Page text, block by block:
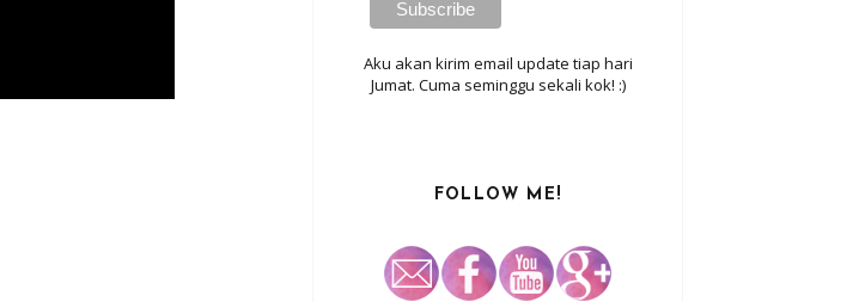
Aku akan kirim email update tiap hari
Jumat. Cuma seminggu sekali kok! :)
FOLLOW ME!